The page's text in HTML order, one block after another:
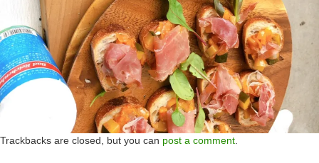
Trackbacks are closed, but you can post a comment.